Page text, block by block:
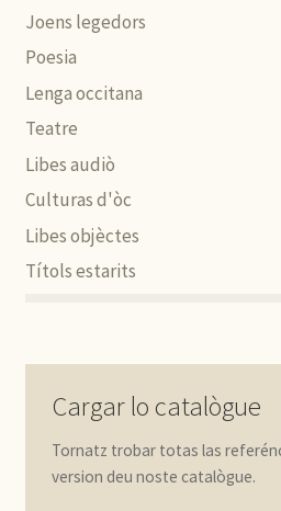
Joens legedors
Poesia
Lenga occitana
Teatre
Libes audiò
Culturas d'òc
Libes objèctes
Títols estarits
Cargar lo catalògue
Tornatz trobar totas las
version deu noste catalògue.